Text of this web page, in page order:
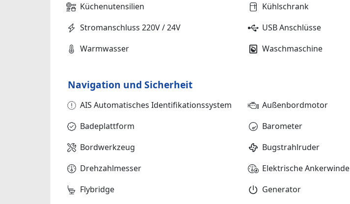
Küchenutensilien
Kühlschrank
Stromanschluss 220V / 24V
USB Anschlüsse
Warmwasser
Waschmaschine
Navigation und Sicherheit
AIS Automatisches Identifikationssystem Außenbordmotor
Badeplattform
Barometer
Bordwerkzeug
Bugstrahlruder
Drehzahlmesser
Elektrische Ankerwinde
Flybridge
Generator